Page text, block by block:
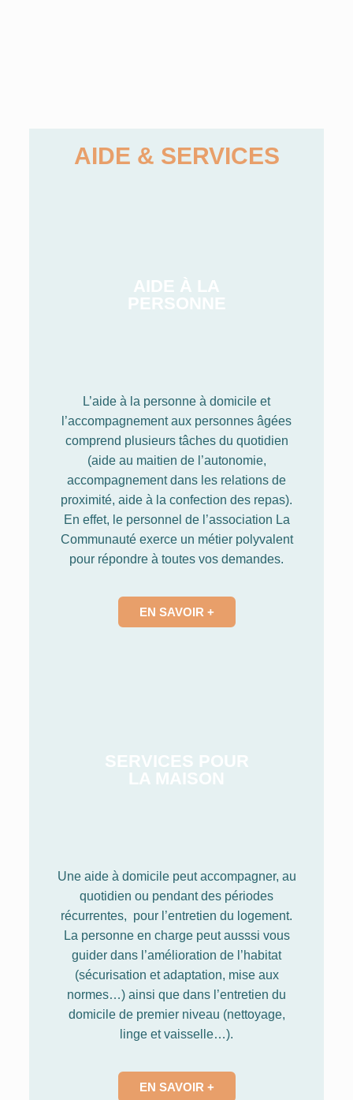
AIDE & SERVICES
AIDE À LA
PERSONNE
L’aide à la personne à domicile et
l’accompagnement aux personnes âgées
comprend plusieurs tâches du quotidien
(aide au maitien de l’autonomie,
accompagnement dans les relations de
proximité, aide à la confection des repas).
En effet, le personnel de l’association La
Communauté exerce un métier polyvalent
pour répondre à toutes vos demandes.
EN SAVOIR +
SERVICES POUR
LA MAISON
Une aide à domicile peut accompagner, au
quotidien ou pendant des périodes
récurrentes, pour l’entretien du logement.
La personne en charge peut ausssi vous
guider dans l’amélioration de l’habitat
(sécurisation et adaptation, mise aux
normes…) ainsi que dans l’entretien du
domicile de premier niveau (nettoyage,
linge et vaisselle…).
EN SAVOIR +